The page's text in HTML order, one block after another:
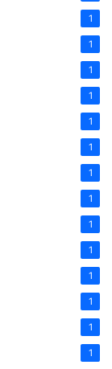
1
1
1
1
1
1
1
1
1
1
1
1
1
1